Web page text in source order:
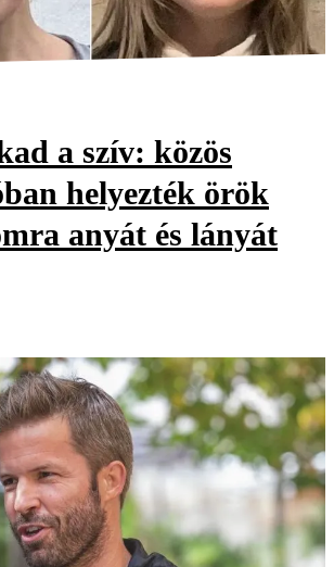
a szív: közös
helyezték örök
anyát és lányát